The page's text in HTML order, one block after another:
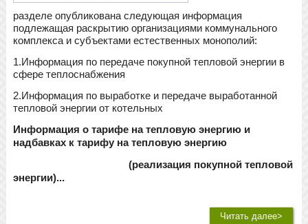
разделе опубликована следующая информация
подлежащая раскрытию организациями коммунального
комплекса и субъектами естественных монополий:
1.Информация по передаче покупной тепловой энергии в
сфере теплоснабжения
2.Информация по выработке и передаче выработанной
тепловой энергии от котельных
Информация о тарифе на тепловую энергию и
надбавках к тарифу на тепловую энергию
(реализация покупной тепловой
энергии)...
Читать далее>